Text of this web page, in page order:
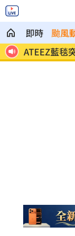
即時 颱風
因 ATEEZ藍毯